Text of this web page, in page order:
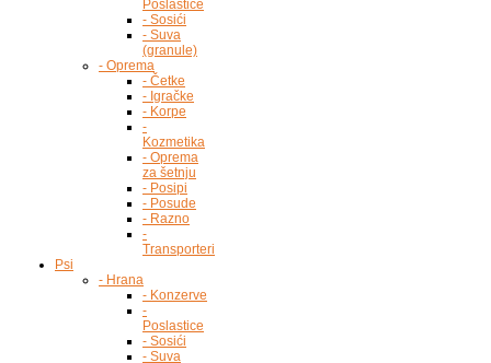
Poslastice
- Sosići
- Suva
(granule)
- Oprema
- Četke
- Igračke
- Korpe
-
Kozmetika
- Oprema
za šetnju
- Posipi
- Posude
- Razno
-
Transporteri
Psi
- Hrana
- Konzerve
-
Poslastice
- Sosići
- Suva